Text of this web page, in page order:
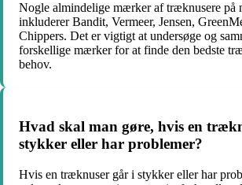
Nogle almindelige mærker af træknusere på
inkluderer Bandit, Vermeer, Jensen,
Chippers. Det er vigtigt at undersøge og
forskellige mærker for at finde den bedste
behov.
Hvad skal man gøre, hvis en
stykker eller har problemer?
Hvis en træknuser går i stykker eller har